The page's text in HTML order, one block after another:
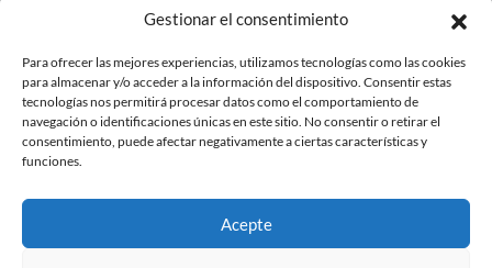
Gestionar el consentimiento
Para ofrecer las mejores experiencias, utilizamos tecnologías como las cookies
para almacenar y/o acceder a la información del dispositivo. Consentir estas
tecnologías nos permitirá procesar datos como el comportamiento de
navegación o identificaciones únicas en este sitio. No consentir o retirar el
consentimiento, puede afectar negativamente a ciertas características y
funciones.
Acepte
Popular Editorials
Popular Free Games
LATEST UPDATES